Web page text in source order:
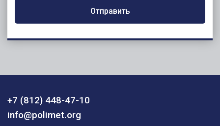
Отправить
+7 (812) 448-47-10
info@polimet.org